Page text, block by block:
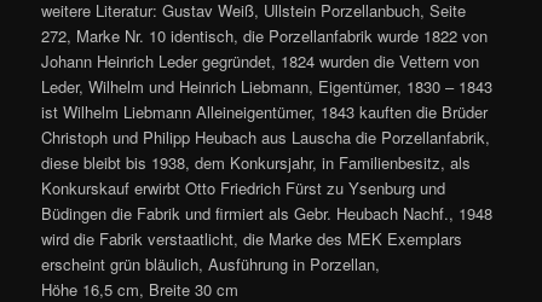
weitere Literatur: Gustav Weiß, Ullstein Porzellanbuch, Seite
272, Marke Nr. 10 identisch, die Porzellanfabrik wurde 1822 von
Johann Heinrich Leder gegründet, 1824 wurden die Vettern von
Leder, Wilhelm und Heinrich Liebmann, Eigentümer, 1830 – 1843
ist Wilhelm Liebmann Alleineigentümer, 1843 kauften die Brüder
Christoph und Philipp Heubach aus Lauscha die Porzellanfabrik,
diese bleibt bis 1938, dem Konkursjahr, in Familienbesitz, als
Konkurskauf erwirbt Otto Friedrich Fürst zu Ysenburg und
Büdingen die Fabrik und firmiert als Gebr. Heubach Nachf., 1948
wird die Fabrik verstaatlicht, die Marke des MEK Exemplars
erscheint grün bläulich, Ausführung in Porzellan,
Höhe 16,5 cm, Breite 30 cm